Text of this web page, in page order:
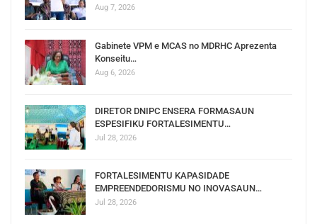
Aug 7, 2026
Gabinete VPM e MCAS no MDRHC Aprezenta
Konseitu…
Aug 6, 2026
DIRETOR DNIPC ENSERA FORMASAUN
ESPESIFIKU FORTALESIMENTU…
Jul 28, 2026
FORTALESIMENTU KAPASIDADE
EMPREENDEDORISMU NO INOVASAUN…
Jul 28, 2026